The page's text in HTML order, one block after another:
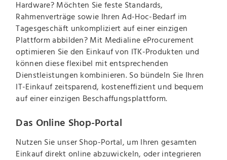
Hardware? Möchten Sie feste Standards,
Rahmenverträge sowie Ihren Ad-Hoc-Bedarf im
Tagesgeschäft unkompliziert auf einer einzigen
Plattform abbilden? Mit Medialine eProcurement
optimieren Sie den Einkauf von ITK-Produkten und
können diese flexibel mit entsprechenden
Dienstleistungen kombinieren. So bündeln Sie Ihren
IT-Einkauf zeitsparend, kosteneffizient und bequem
auf einer einzigen Beschaffungsplattform.
Das Online Shop-Portal
Nutzen Sie unser Shop-Portal, um Ihren gesamten
Einkauf direkt online abzuwickeln, oder integrieren